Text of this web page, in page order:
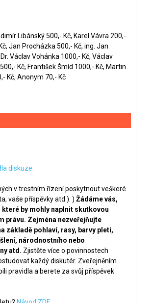
Libánský 500,- Kč, Karel Vávra 200,-
Jan Procházka 500,- Kč, ing. Jan
Václav Vohánka 1000,- Kč, Václav
Kč, František Šmíd 1000,- Kč, Martin
Kč, Anonym 70,- Kč
diskuze.
v trestním řízení poskytnout veškeré
vaše příspěvky atd.). ) Žádáme vás,
by mohly naplnit skutkovou
právu. Zejména nezveřejňujte
základě pohlaví, rasy, barvy pleti,
národnostního nebo
atd. Zjistěte více o povinnostech
každý diskutér. Zveřejněním
pravidla a berete za svůj příspěvek